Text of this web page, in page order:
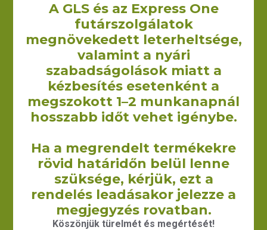
Barbados vászontáska
hosszú füllel – 38×42 cm
(300 g/m2)
+ÁFA
OPCIÓK VÁLASZTÁSA
Cyprus (talpas) vászontáska
hosszú füllel – 38x42x8 cm
(300 g/m2)
1 510
OPCIÓK VÁLASZTÁSA
A Yourcontact Marketing és Reklámügynökség Kft. keretein
belül 2009-ben kezdtük el vászontáskák non woven táskák,
illetve egyéb textilből készült termékek gyártását illetve
forgalmazását.
A GLS és az Express One
futárszolgálatok
megnövekedett leterheltsége,
valamint a nyári
szabadságolások miatt a
kézbesítés esetenként a
megszokott 1–2 munkanapnál
hosszabb időt vehet igénybe.
Ha a megrendelt termékekre
rövid határidőn belül lenne
szüksége, kérjük, ezt a
rendelés leadásakor jelezze a
megjegyzés rovatban.
Köszönjük türelmét és megértését!